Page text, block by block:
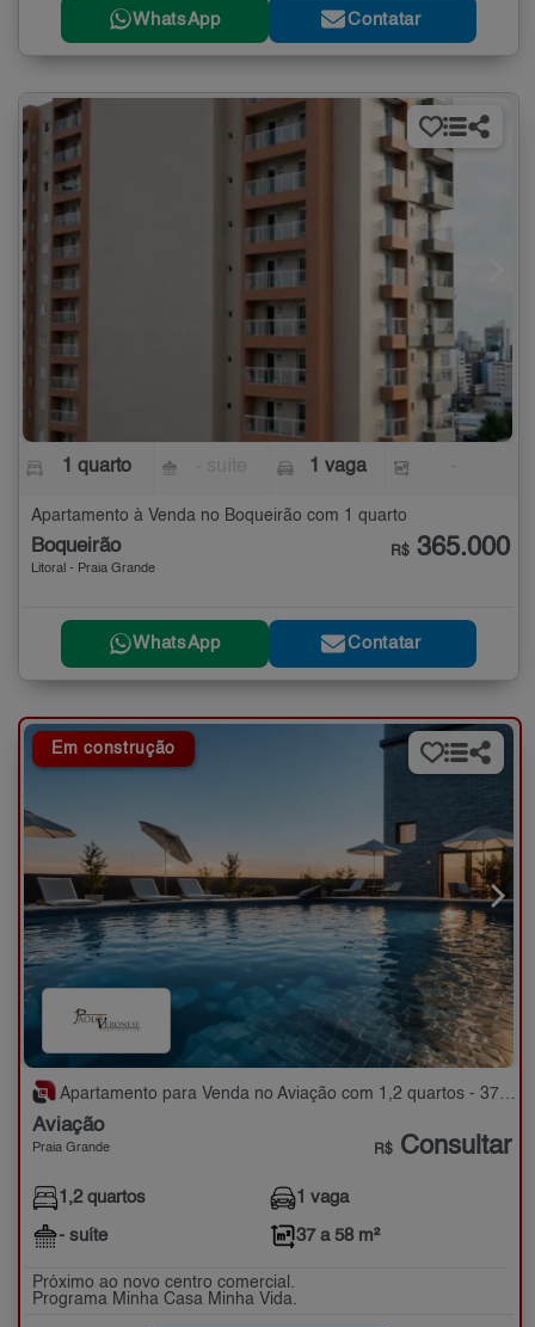
WhatsApp Contatar
1 quarto 1 vaga
Apartamento à Venda no Boqueirão com 1 quarto
Boqueirão
Litoral - Praia Grande
R$ 365.000
WhatsApp Contatar
Em construção
Apartamento para Venda no Aviação com 1,2 quartos - 37 a 58 m²
Aviação
Praia Grande R$ Consultar
1,2 quartos
- suíte
1 vaga
37 a 58 m²
Próximo ao novo centro comercial.
Programa Minha Casa Minha Vida.